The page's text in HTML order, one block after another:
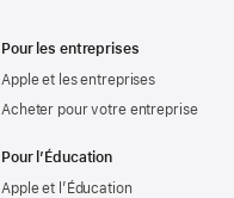
Pour les entreprises
Apple et les entreprises
Acheter pour votre entreprise
Pour l’Éducation
Apple et l’Éducation